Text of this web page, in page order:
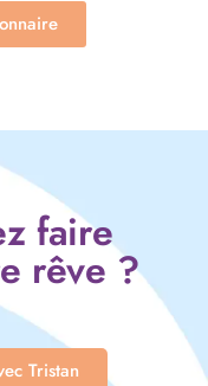
faire
rêve ?
Tristan